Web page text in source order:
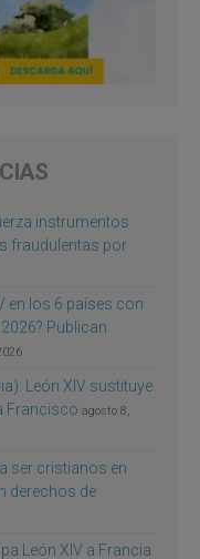
instrumentos
fraudulentas por
en los 6 países con
Publican
León XIV sustituye
Francisco agosto 8,
ser cristianos en
derechos de
León XIV a Francia